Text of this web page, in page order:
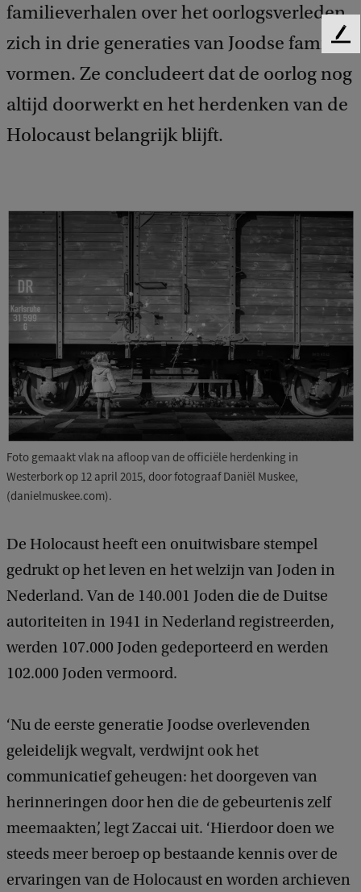
familieverhalen over het oorlogsverleden
zich in drie generaties van Joodse families
vormen. Ze concludeert dat de oorlog nog
altijd doorwerkt en het herdenken van de
Holocaust belangrijk blijft.
Foto gemaakt vlak na afloop van de officiële herdenking in
Westerbork op 12 april 2015, door fotograaf Daniël Muskee,
(danielmuskee.com).
De Holocaust heeft een onuitwisbare stempel
gedrukt op het leven en het welzijn van Joden in
Nederland. Van de 140.001 Joden die de Duitse
autoriteiten in 1941 in Nederland registreerden,
werden 107.000 Joden gedeporteerd en werden
102.000 Joden vermoord.
‘Nu de eerste generatie Joodse overlevenden
geleidelijk wegvalt, verdwijnt ook het
communicatief geheugen: het doorgeven van
herinneringen door hen die de gebeurtenis zelf
meemaakten’, legt Zaccai uit. ‘Hierdoor doen we
steeds meer beroep op bestaande kennis over de
ervaringen van de Holocaust en worden archieven
F
e
b